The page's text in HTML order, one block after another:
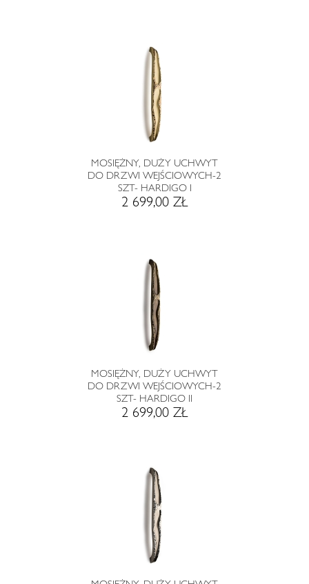
MOSIĘŻNY, DUŻY UCHWYT
DO DRZWI WEJŚCIOWYCH-2
SZT- HARDIGO I
2 699,00 ZŁ
MOSIĘŻNY, DUŻY UCHWYT
DO DRZWI WEJŚCIOWYCH-2
SZT- HARDIGO II
2 699,00 ZŁ